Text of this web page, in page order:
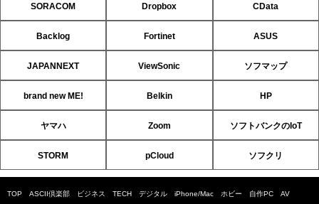
SORACOM Dropbox CData
Backlog Fortinet ASUS
JAPANNEXT ViewSonic ソフマップ
brand new ME! Belkin HP
ヤマハ Zoom ソフトバンクのIoT
STORM pCloud ソフクリ
TOP ASCII倶楽部 ビジネス TECH デジタル iPhone/Mac ホビー 自作PC AV